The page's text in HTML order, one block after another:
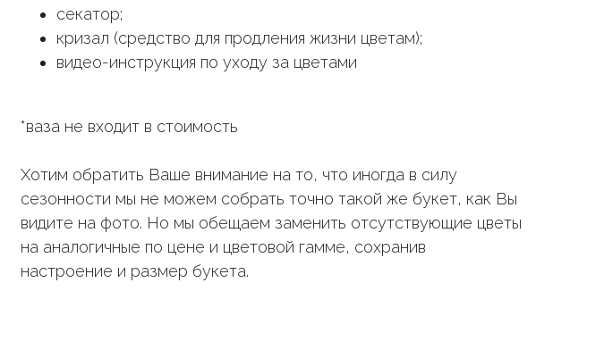
секатор;
кризал (средство для продления жизни цветам);
видео-инструкция по уходу за цветами
*ваза не входит в стоимость
Хотим обратить Ваше внимание на то, что иногда в силу
сезонности мы не можем собрать точно такой же букет, как Вы
видите на фото. Но мы обещаем заменить отсутствующие цветы
на аналогичные по цене и цветовой гамме, сохранив
настроение и размер букета.